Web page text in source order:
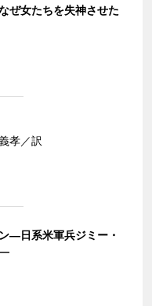
ぜ女たちを失神させた
孝／訳
―日系米軍兵ジミー・
―